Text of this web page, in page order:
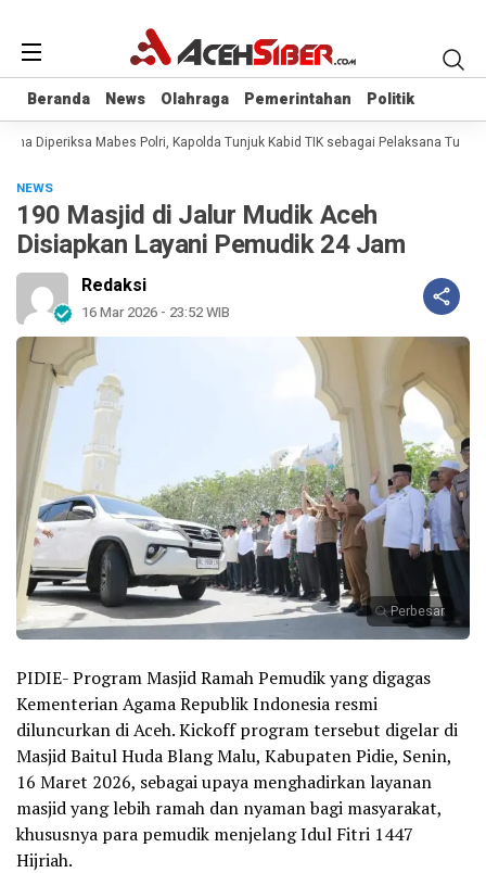
Beranda News Olahraga Pemerintahan Politik
Beranda News Olahraga Pemerintahan Politik
Diperiksa Mabes Polri, Kapolda Tunjuk Kabid TIK sebagai Pelaksana Tugas
NEWS
190 Masjid di Jalur Mudik Aceh
Disiapkan Layani Pemudik 24 Jam
Redaksi
16 Mar 2026 - 23:52 WIB
Perbesar
PIDIE- Program Masjid Ramah Pemudik yang digagas
Kementerian Agama Republik Indonesia resmi
diluncurkan di Aceh. Kickoff program tersebut digelar di
Masjid Baitul Huda Blang Malu, Kabupaten Pidie, Senin,
16 Maret 2026, sebagai upaya menghadirkan layanan
masjid yang lebih ramah dan nyaman bagi masyarakat,
khususnya para pemudik menjelang Idul Fitri 1447
Hijriah.